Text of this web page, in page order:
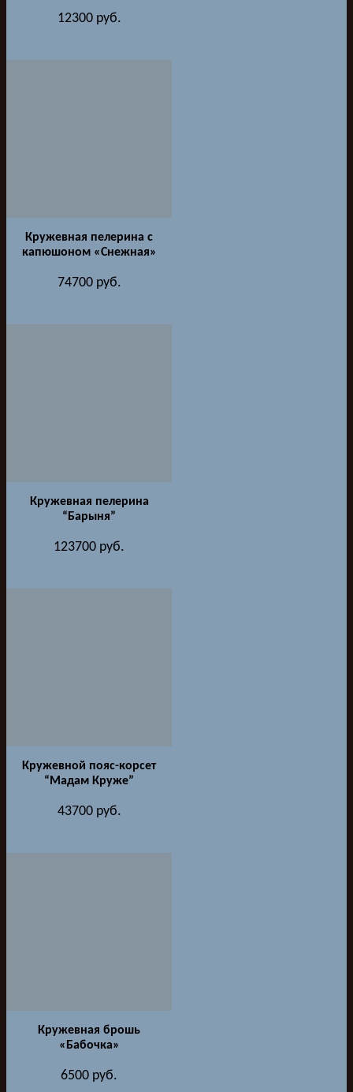
12300руб.
Кружевная пелерина с
капюшоном «Снежная»
74700руб.
Кружевная пелерина
“Барыня”
123700 руб.
Кружевной пояс-корсет
“Мадам Круже”
43700руб.
Кружевная брошь
«Бабочка»
6500 руб.